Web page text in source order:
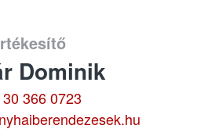
Dominik
366 0723